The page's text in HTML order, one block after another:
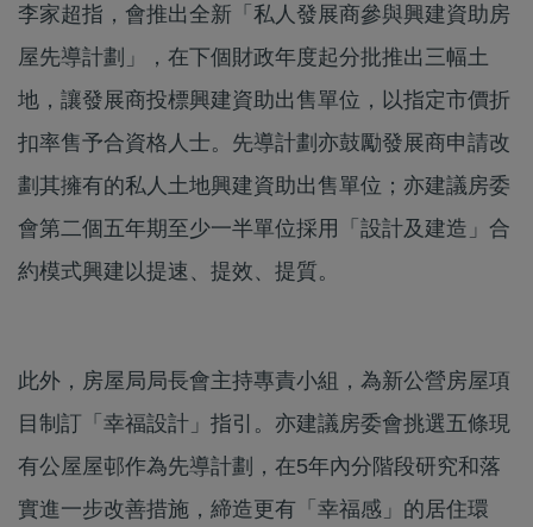
李家超指，會推出全新「私人發展商參與興建資助房
屋先導計劃」，在下個財政年度起分批推出三幅土
地，讓發展商投標興建資助出售單位，以指定市價折
扣率售予合資格人士。先導計劃亦鼓勵發展商申請改
劃其擁有的私人土地興建資助出售單位；亦建議房委
會第二個五年期至少一半單位採用「設計及建造」合
約模式興建以提速、提效、提質。
此外，房屋局局長會主持專責小組，為新公營房屋項
目制訂「幸福設計」指引。亦建議房委會挑選五條現
有公屋屋邨作為先導計劃，在5年內分階段研究和落
實進一步改善措施，締造更有「幸福感」的居住環